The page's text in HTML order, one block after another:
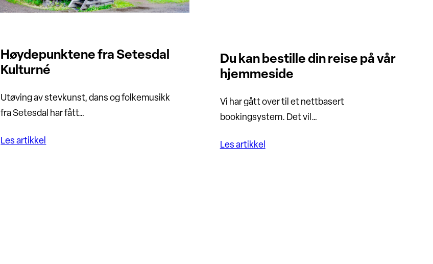
Høydepunktene fra Setesdal
Kulturné
Utøving av stevkunst, dans og folkemusikk
fra Setesdal har fått…
Les artikkel
Du kan bestille din reise på vår
hjemmeside
Vi har gått over til et nettbasert
bookingsystem. Det vil…
Les artikkel